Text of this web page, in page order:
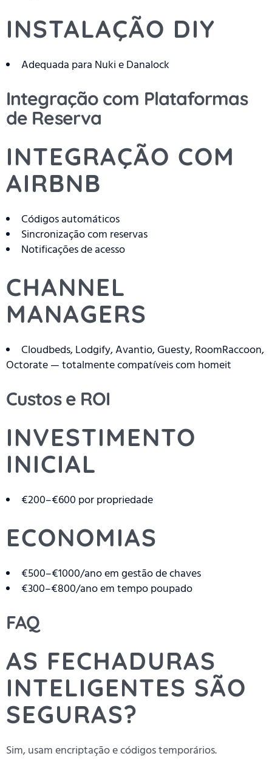
INSTALAÇÃO DIY
Adequada para Nuki e Danalock
Integração com Plataformas
de Reserva
INTEGRAÇÃO COM
AIRBNB
Códigos automáticos
Sincronização com reservas
Notificações de acesso
CHANNEL
MANAGERS
Cloudbeds, Lodgify, Avantio, Guesty, RoomRaccoon,
Octorate — totalmente compatíveis com homeit
Custos e ROI
INVESTIMENTO
INICIAL
€200–€600 por propriedade
ECONOMIAS
€500–€1000/ano em gestão de chaves
€300–€800/ano em tempo poupado
FAQ
AS FECHADURAS
INTELIGENTES SÃO
SEGURAS?
Sim, usam encriptação e códigos temporários.